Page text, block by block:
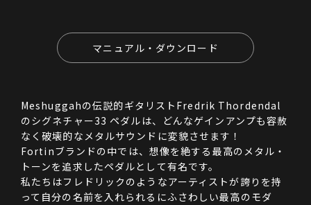
マニュアル・ダウンロード
Meshuggahの伝説的ギタリストFredrik Thordendal
のシグネチャー33 ペダルは、どんなゲインアンプも容赦
なく破壊的なメタルサウンドに変貌させます！
Fortinブランドの中では、想像を絶する最高のメタル・
トーンを追求したペダルとして有名です。
私たちはフレドリックのようなアーティストが誇りを持
って自分の名前を入れられるにふさわしい最高のモダ